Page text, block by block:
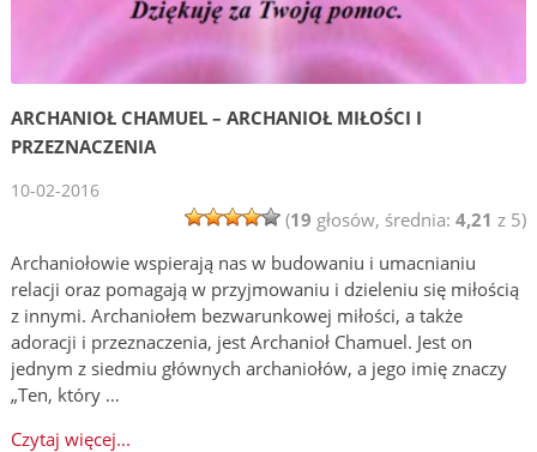
ARCHANIOŁ CHAMUEL – ARCHANIOŁ MIŁOŚCI I
PRZEZNACZENIA
10-02-2016
(19 głosów, średnia: 4,21 z 5)
Archaniołowie wspierają nas w budowaniu i umacnianiu
relacji oraz pomagają w przyjmowaniu i dzieleniu się miłością
z innymi. Archaniołem bezwarunkowej miłości, a także
adoracji i przeznaczenia, jest Archanioł Chamuel. Jest on
jednym z siedmiu głównych archaniołów, a jego imię znaczy
„Ten, który …
Czytaj więcej...